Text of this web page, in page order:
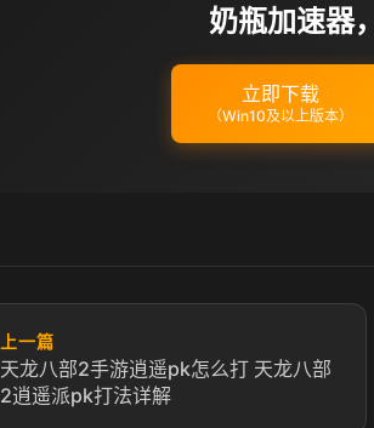
奶瓶加速器
立即下载
（Win10及以上版本）
上一篇
天龙八部2手游逍遥pk怎么打 天龙八部
2逍遥派pk打法详解